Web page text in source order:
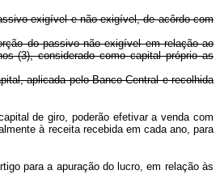
exigível e não exigível, de acôrdo com
do passivo não exigível em relação ao
(3), considerado como capital próprio as
aplicada pelo Banco Central e recolhida
de giro, poderão efetivar a venda com
à receita recebida em cada ano, para
para a apuração do lucro, em relação às